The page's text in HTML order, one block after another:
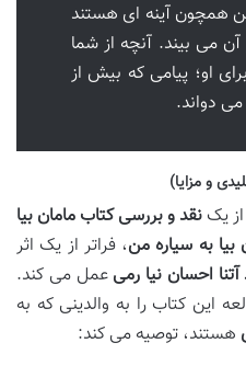
همچون آینه ای هستند
آن می بیند. آنچه از شما
او؛ پیامی که بیش از
دواند.
و مزایا)
یک نقد و بررسی کتاب مامان بیا
به سیاره من، فراتر از یک اثر
احسان نیا رمی عمل می کند.
این کتاب را به والدینی که به
هستند، توصیه می کند: